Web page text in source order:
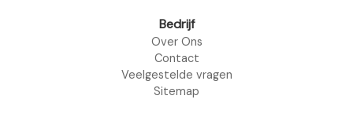
Bedrijf
Over Ons
Contact
Veelgestelde vragen
Sitemap